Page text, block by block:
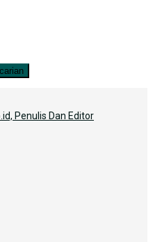
Penulis Dan Editor